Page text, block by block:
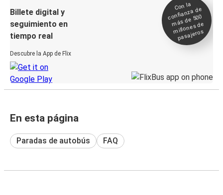
Billete digital y
seguimiento en
tiempo real
Descubre la App de Flix
Con la
confianza de
más de 500
millones de
pasajeros
En esta página
Paradas de autobús FAQ